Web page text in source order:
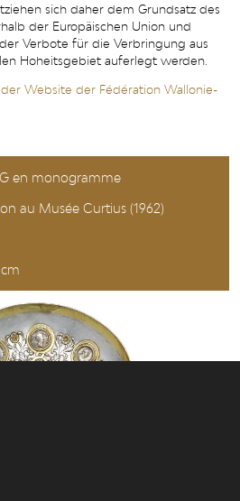
sich daher dem Grundsatz des
der Europäischen Union und
Verbote für die Verbringung aus
Hoheitsgebiet auferlegt werden.
Website der Fédération Wallonie-
en monogramme
au Musée Curtius (1962)